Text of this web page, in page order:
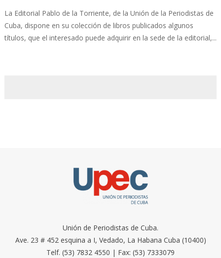
La Editorial Pablo de la Torriente, de la Unión de la Periodistas de
Cuba, dispone en su colección de libros publicados algunos
títulos, que el interesado puede adquirir en la sede de la editorial,...
Unión de Periodistas de Cuba.
Ave. 23 # 452 esquina a I, Vedado, La Habana Cuba (10400)
Telf. (53) 7832 4550 | Fax: (53) 7333079